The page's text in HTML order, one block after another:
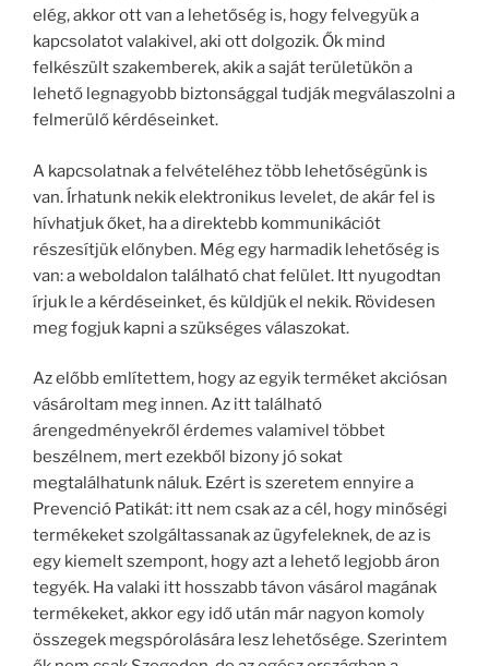
elég, akkor ott van a lehetőség is, hogy felvegyük a
kapcsolatot valakivel, aki ott dolgozik. Ők mind
felkészült szakemberek, akik a saját területükön a
lehető legnagyobb biztonsággal tudják megválaszolni a
felmerülő kérdéseinket.
A kapcsolatnak a felvételéhez több lehetőségünk is
van. Írhatunk nekik elektronikus levelet, de akár fel is
hívhatjuk őket, ha a direktebb kommunikációt
részesítjük előnyben. Még egy harmadik lehetőség is
van: a weboldalon található chat felület. Itt nyugodtan
írjuk le a kérdéseinket, és küldjük el nekik. Rövidesen
meg fogjuk kapni a szükséges válaszokat.
Az előbb említettem, hogy az egyik terméket akciósan
vásároltam meg innen. Az itt található
árengedményekről érdemes valamivel többet
beszélnem, mert ezekből bizony jó sokat
megtalálhatunk náluk. Ezért is szeretem ennyire a
Prevenció Patikát: itt nem csak az a cél, hogy minőségi
termékeket szolgáltassanak az ügyfeleknek, de az is
egy kiemelt szempont, hogy azt a lehető legjobb áron
tegyék. Ha valaki itt hosszabb távon vásárol magának
termékeket, akkor egy idő után már nagyon komoly
összegek megspórolására lesz lehetősége. Szerintem